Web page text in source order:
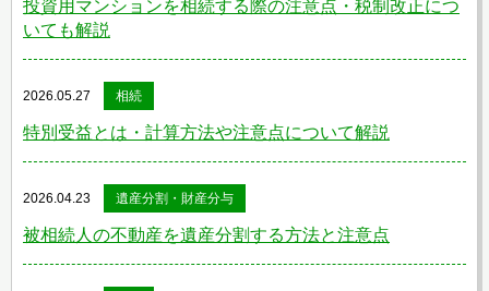
投資用マンションを相続する際の注意点・税制改正につ
いても解説
2026.05.27 相続
特別受益とは・計算方法や注意点について解説
2026.04.23 遺産分割・財産分与
被相続人の不動産を遺産分割する方法と注意点